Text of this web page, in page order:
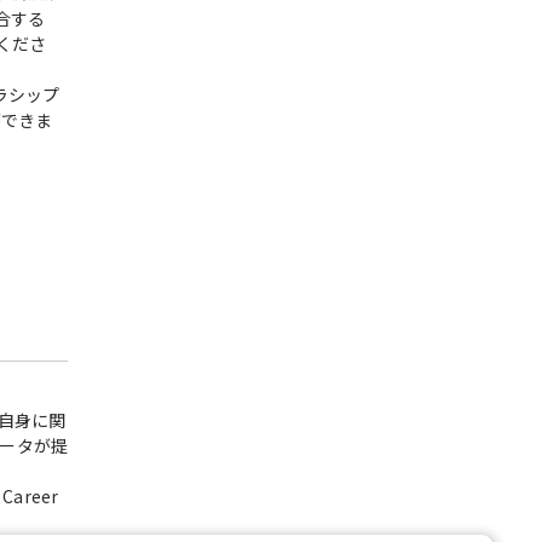
する
ださ
シップ
きま
身に関
タが提
Career